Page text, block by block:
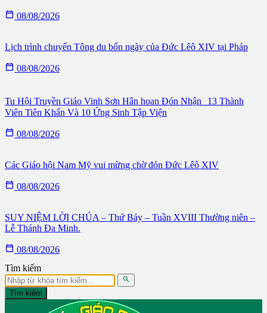
 08/08/2026
Lịch trình chuyến Tông du bốn ngày của Đức Lêô XIV tại Pháp
 08/08/2026
Tu Hội Truyền Giáo Vinh Sơn Hân hoan Đón Nhận 13 Thành
Viên Tiên Khấn Và 10 Ứng Sinh Tập Viện
 08/08/2026
Các Giáo hội Nam Mỹ vui mừng chờ đón Đức Lêô XIV
 08/08/2026
SUY NIỆM LỜI CHÚA – Thứ Bảy – Tuần XVIII Thường niên –
Lễ Thánh Đa Minh.
 08/08/2026
Tìm kiếm

Tìm kiếm